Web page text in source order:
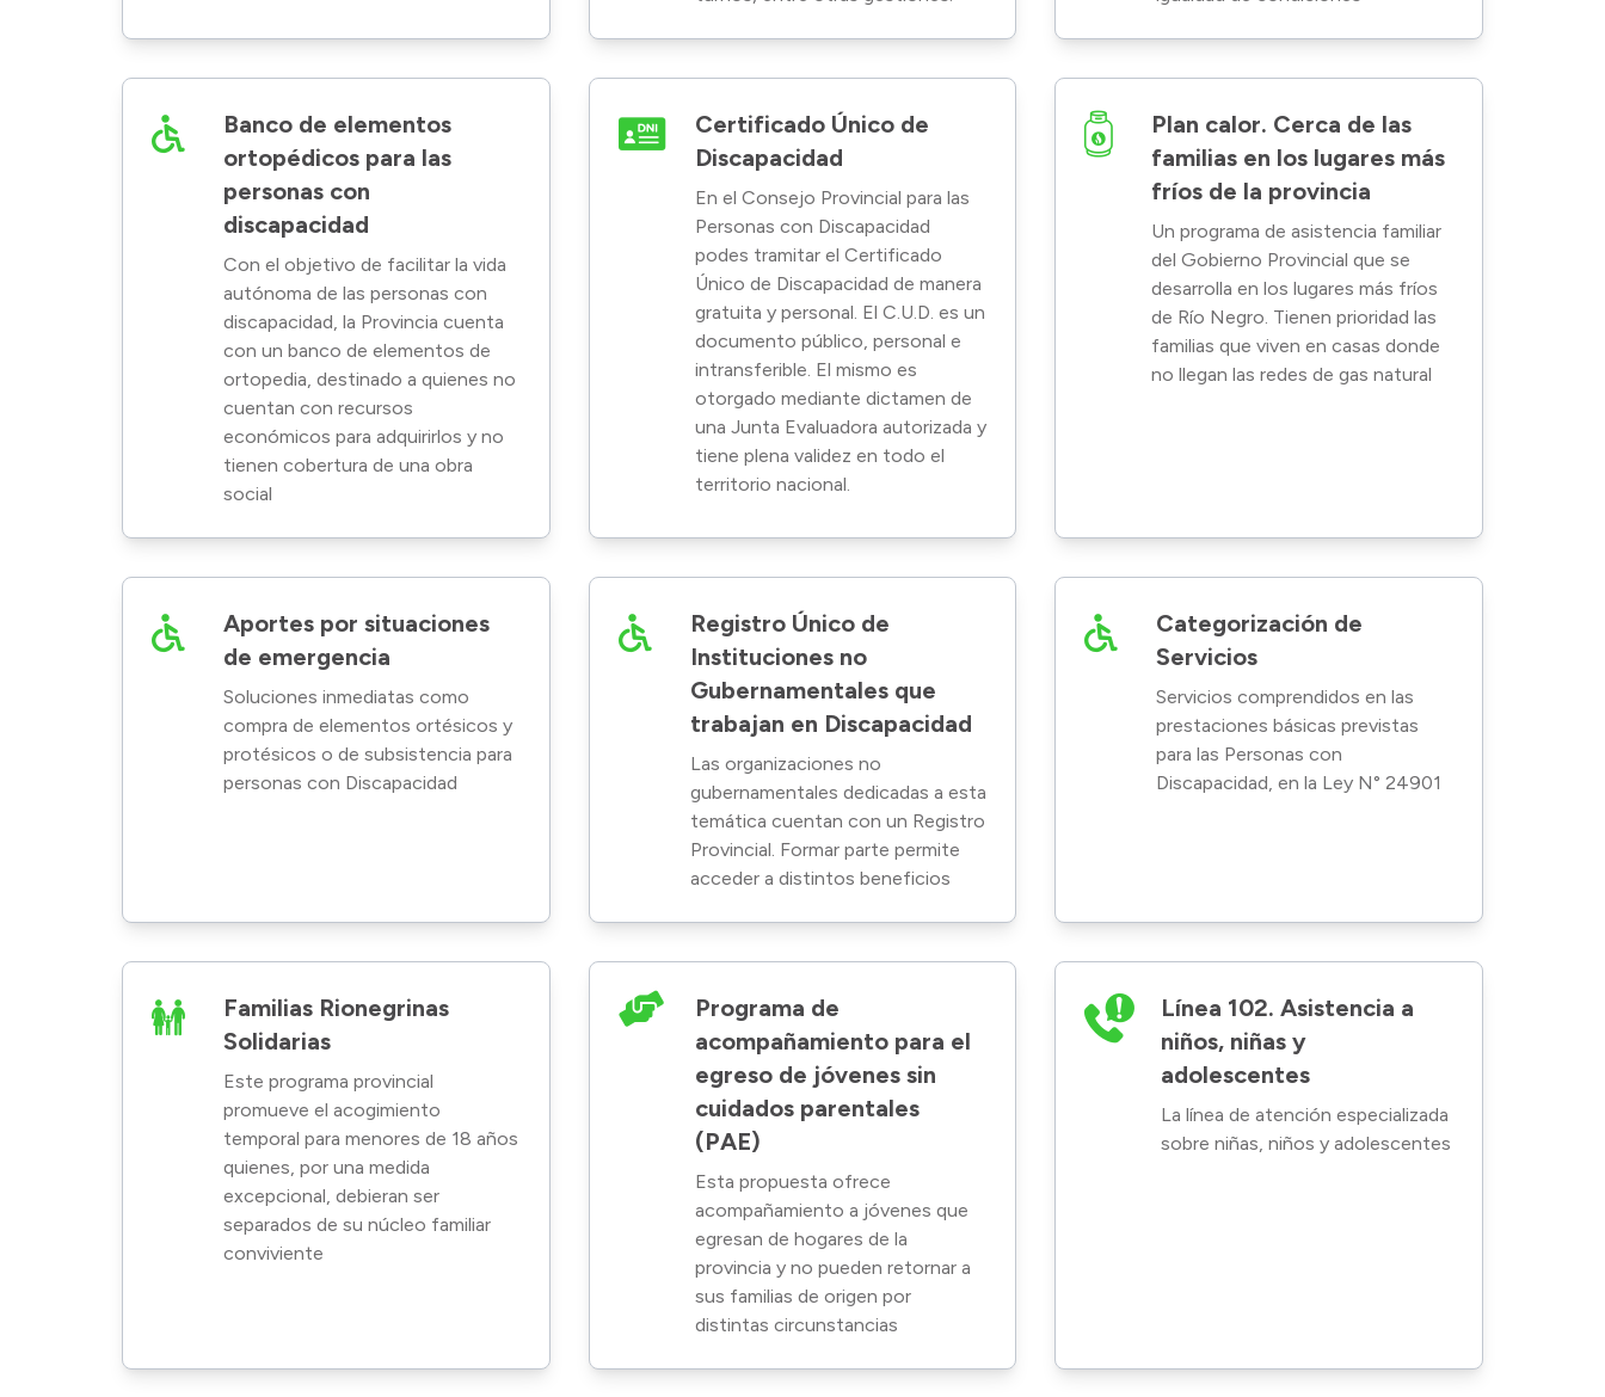
Banco de elementos
ortopédicos para las
personas con
discapacidad
Con el objetivo de facilitar la vida
autónoma de las personas con
discapacidad, la Provincia cuenta
con un banco de elementos de
ortopedia, destinado a quienes no
cuentan con recursos
económicos para adquirirlos y no
tienen cobertura de una obra
social
Certificado Único de
Discapacidad
En el Consejo Provincial para las
Personas con Discapacidad
podes tramitar el Certificado
Único de Discapacidad de manera
gratuita y personal. El C.U.D. es un
documento público, personal e
intransferible. El mismo es
otorgado mediante dictamen de
una Junta Evaluadora autorizada y
tiene plena validez en todo el
territorio nacional.
Plan calor. Cerca de las
familias en los lugares más
fríos de la provincia
Un programa de asistencia familiar
del Gobierno Provincial que se
desarrolla en los lugares más fríos
de Río Negro. Tienen prioridad las
familias que viven en casas donde
no llegan las redes de gas natural
Aportes por situaciones
de emergencia
Soluciones inmediatas como
compra de elementos ortésicos y
protésicos o de subsistencia para
personas con Discapacidad
Registro Único de
Instituciones no
Gubernamentales que
trabajan en Discapacidad
Las organizaciones no
gubernamentales dedicadas a esta
temática cuentan con un Registro
Provincial. Formar parte permite
acceder a distintos beneficios
Categorización de
Servicios
Servicios comprendidos en las
prestaciones básicas previstas
para las Personas con
Discapacidad, en la Ley N° 24901
Familias Rionegrinas
Solidarias
Este programa provincial
promueve el acogimiento
temporal para menores de 18 años
quienes, por una medida
excepcional, debieran ser
separados de su núcleo familiar
conviviente
Programa de
acompañamiento para el
egreso de jóvenes sin
cuidados parentales
(PAE)
Esta propuesta ofrece
acompañamiento a jóvenes que
egresan de hogares de la
provincia y no pueden retornar a
sus familias de origen por
distintas circunstancias
Línea 102. Asistencia a
niños, niñas y
adolescentes
La línea de atención especializada
sobre niñas, niños y adolescentes